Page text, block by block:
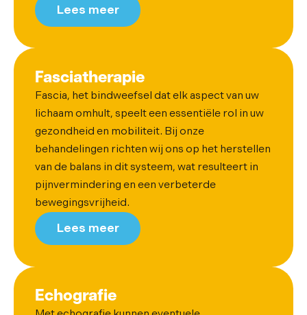
Lees meer
Fasciatherapie
Fascia, het bindweefsel dat elk aspect van uw
lichaam omhult, speelt een essentiële rol in uw
gezondheid en mobiliteit. Bij onze
behandelingen richten wij ons op het herstellen
van de balans in dit systeem, wat resulteert in
pijnvermindering en een verbeterde
bewegingsvrijheid.
Lees meer
Echografie